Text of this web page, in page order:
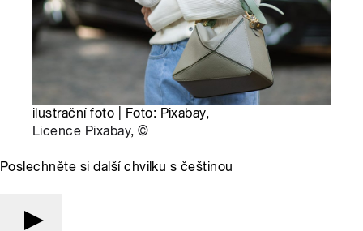
ilustrační foto | Foto: Pixabay,
Licence Pixabay,©
Poslechněte si další chvilku s češtinou